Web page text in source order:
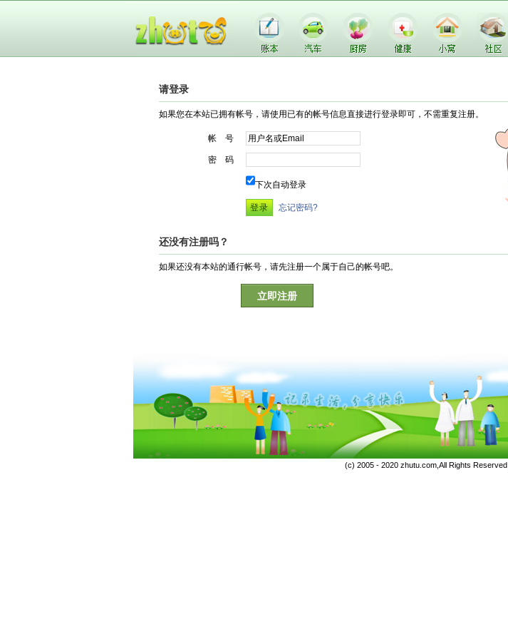
请登录
如果您在本站已拥有帐号，请使用已有的帐号信息直接进行登录即可，不需重复注册。
帐 号
密 码
下次自动登录
忘记密码?
还没有注册吗？
如果还没有本站的通行帐号，请先注册一个属于自己的帐号吧。
立即注册
(c) 2005 - 2020 zhutu.com,All Rights Reserved